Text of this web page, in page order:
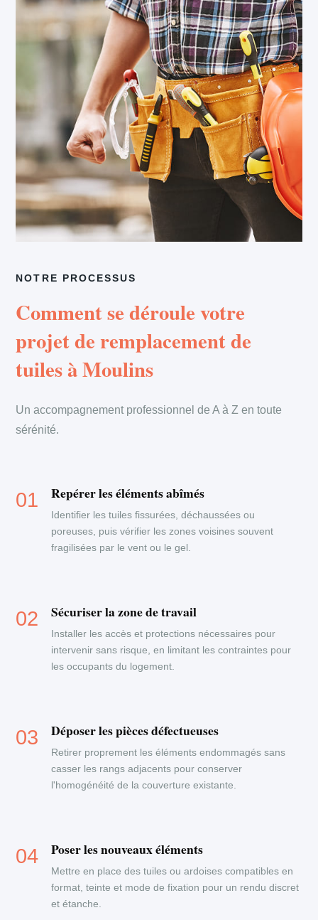
NOTRE PROCESSUS
Comment se déroule votre
projet de remplacement de
tuiles à Moulins
Un accompagnement professionnel de A à Z en toute
sérénité.
Repérer les éléments abîmés
Identifier les tuiles fissurées, déchaussées ou
poreuses, puis vérifier les zones voisines souvent
fragilisées par le vent ou le gel.
Sécuriser la zone de travail
Installer les accès et protections nécessaires pour
intervenir sans risque, en limitant les contraintes pour
les occupants du logement.
Déposer les pièces défectueuses
Retirer proprement les éléments endommagés sans
casser les rangs adjacents pour conserver
l'homogénéité de la couverture existante.
Poser les nouveaux éléments
Mettre en place des tuiles ou ardoises compatibles en
format, teinte et mode de fixation pour un rendu discret
et étanche.